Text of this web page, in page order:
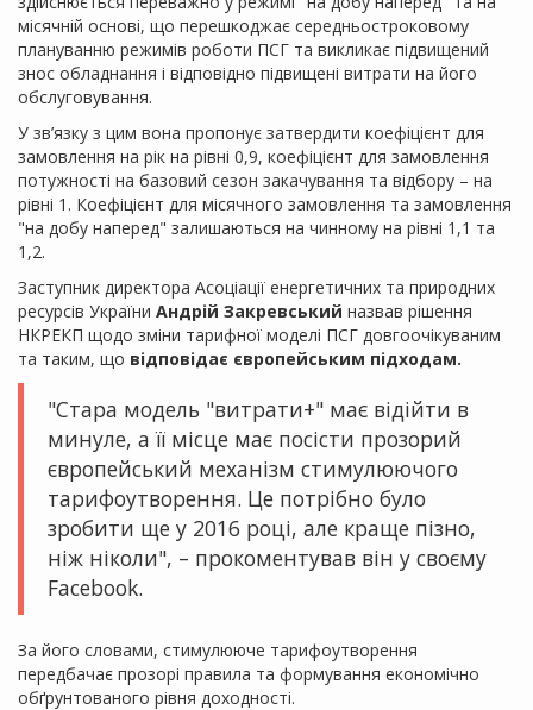
місячній основі, що перешкоджає середньостроковому
плануванню режимів роботи ПСГ та викликає підвищений
знос обладнання і відповідно підвищені витрати на його
обслуговування.
У зв’язку з цим вона пропонує затвердити коефіцієнт для
замовлення на рік на рівні 0,9, коефіцієнт для замовлення
потужності на базовий сезон закачування та відбору – на
рівні 1. Коефіцієнт для місячного замовлення та замовлення
"на добу наперед" залишаються на чинному на рівні 1,1 та
1,2.
Заступник директора Асоціації енергетичних та природних
ресурсів України Андрій Закревський назвав рішення
НКРЕКП щодо зміни тарифної моделі ПСГ довгоочікуваним
та таким, що відповідає європейським підходам.
"Стара модель "витрати+" має відійти в
минуле, а її місце має посісти прозорий
європейський механізм стимулюючого
тарифоутворення. Це потрібно було
зробити ще у 2016 році, але краще пізно,
ніж ніколи", – прокоментував він у своєму
Facebook.
За його словами, стимулююче тарифоутворення
передбачає прозорі правила та формування економічно
обґрунтованого рівня доходності.